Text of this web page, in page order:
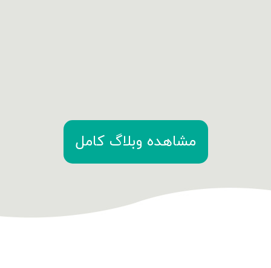
مشاهده وبلاگ کامل